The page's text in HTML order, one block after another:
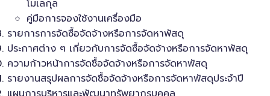
โมเลกุล
คู่มือการจองใช้งานเครื่องมือ
รายการการจัดซื้อจัดจ้างหรือการจัดหาพัสดุ
ประกาศต่าง ๆ เกี่ยวกับการจัดซื้อจัดจ้างหรือการจัดหาพัสดุ
ความก้าวหน้าการจัดซื้อจัดจ้างหรือการจัดหาพัสดุ
รายงานสรุปผลการจัดซื้อจัดจ้างหรือการจัดหาพัสดุประจำปี